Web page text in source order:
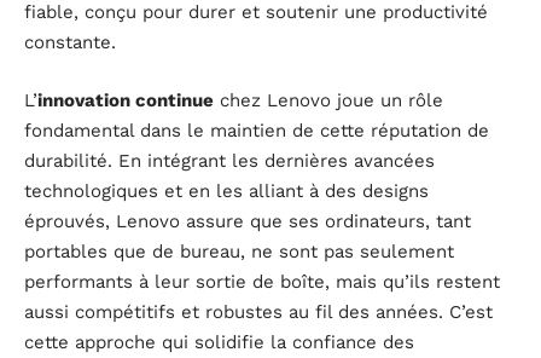
fiable, conçu pour durer et soutenir une productivité
constante.
L’innovation continue chez Lenovo joue un rôle
fondamental dans le maintien de cette réputation de
durabilité. En intégrant les dernières avancées
technologiques et en les alliant à des designs
éprouvés, Lenovo assure que ses ordinateurs, tant
portables que de bureau, ne sont pas seulement
performants à leur sortie de boîte, mais qu’ils restent
aussi compétitifs et robustes au fil des années. C’est
cette approche qui solidifie la confiance des